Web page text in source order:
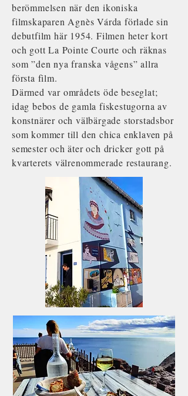
berömmelsen när den ikoniska
filmskaparen Agnès Várda förlade sin
debutfilm här 1954. Filmen heter kort
och gott La Pointe Courte och räknas
som ”den nya franska vågens” allra
första film.
Därmed var områdets öde beseglat;
idag bebos de gamla fiskestugorna av
konstnärer och välbärgade storstadsbor
som kommer till den chica enklaven på
semester och äter och dricker gott på
kvarterets välrenommerade restaurang.